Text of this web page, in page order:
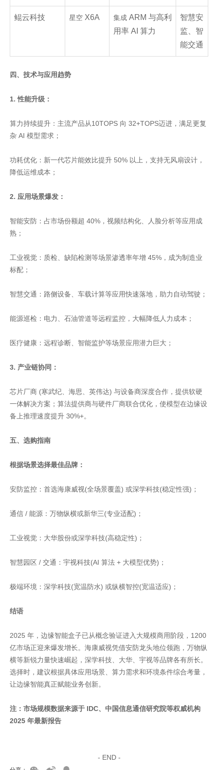
鲲云科技 星空 X6A 集成 ARM 与高利
用率 AI 算力
智慧安
监、智
能交通
四、技术与应用趋势
1. 性能升级：
算力持续提升：主流产品从10TOPS 向 32+TOPS迈进，满足更复
杂 AI 模型需求；
功耗优化：新一代芯片能效比提升 50% 以上，支持无风扇设计，
降低运维成本；
2. 应用场景爆发：
智能安防：占市场份额超 40%，视频结构化、人脸分析等应用成
熟；
工业视觉：质检、缺陷检测等场景渗透率年增 45%，成为制造业
标配；
智慧交通：路侧设备、车载计算等应用快速落地，助力自动驾驶；
能源巡检：电力、石油管道等远程监控，大幅降低人力成本；
医疗健康：远程诊断、智能监护等场景应用潜力巨大；
3. 产业链协同：
芯片厂商 (寒武纪、海思、英伟达) 与设备商深度合作，提供软硬
一体解决方案；算法提供商与硬件厂商联合优化，使模型在边缘设
备上推理速度提升 30%+。
五、选购指南
根据场景选择最佳品牌：
安防监控：首选海康威视(全场景覆盖) 或深学科技(稳定性强)；
通信 / 能源：万物纵横或新华三(专业适配)；
工业视觉：大华股份或深学科技(高稳定性)；
智慧园区 / 交通：宇视科技(AI 算法 + 大模型优势)；
极端环境：深学科技(宽温防水) 或纵横智控(宽温适应)；
结语
2025 年，边缘智能盒子已从概念验证进入大规模商用阶段，1200
亿市场正迎来爆发增长。海康威视凭借安防龙头地位领跑，万物纵
横等新锐力量快速崛起，深学科技、大华、宇视等品牌各有所长。
选择时，建议根据具体应用场景、算力需求和环境条件综合考量，
让边缘智能真正赋能业务创新。
注：市场规模数据来源于 IDC、中国信息通信研究院等权威机构
2025 年最新报告
- END -